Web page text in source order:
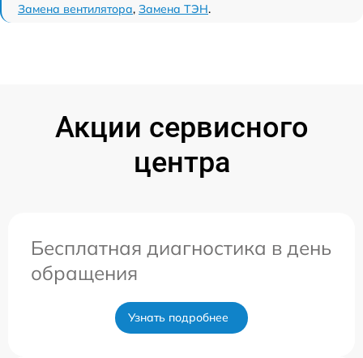
Замена вентилятора, Замена ТЭН.
Акции сервисного
центра
Бесплатная диагностика в день
обращения
Узнать подробнее